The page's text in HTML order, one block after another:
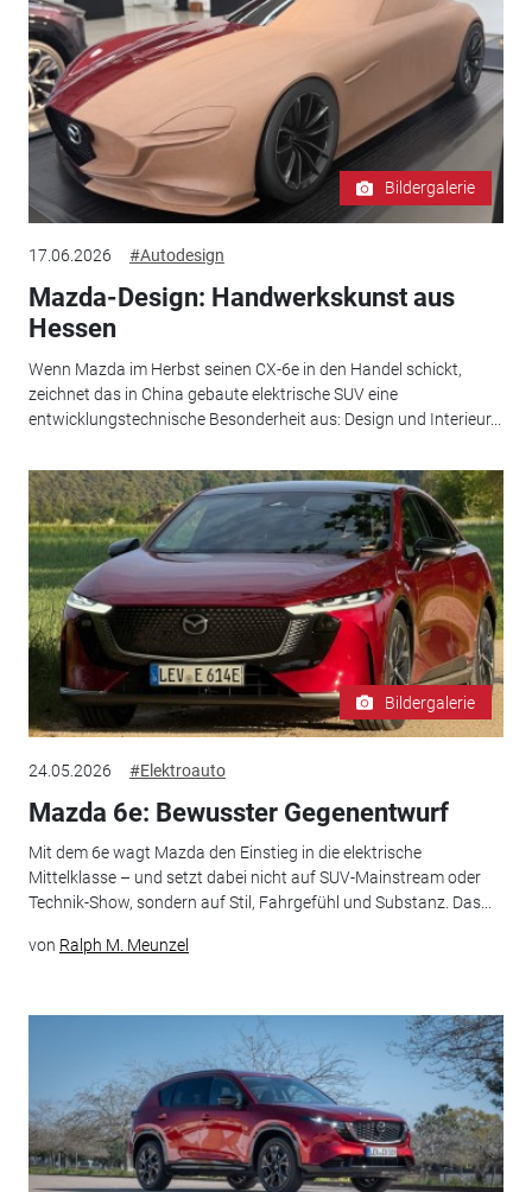
Bildergalerie
17.06.2026 #Autodesign
Mazda-Design: Handwerkskunst aus
Hessen
Wenn Mazda im Herbst seinen CX-6e in den Handel schickt,
zeichnet das in China gebaute elektrische SUV eine
entwicklungstechnische Besonderheit aus: Design und Interieur...
Bildergalerie
24.05.2026 #Elektroauto
Mazda 6e: Bewusster Gegenentwurf
Mit dem 6e wagt Mazda den Einstieg in die elektrische
Mittelklasse – und setzt dabei nicht auf SUV-Mainstream oder
Technik-Show, sondern auf Stil, Fahrgefühl und Substanz. Das...
von Ralph M. Meunzel